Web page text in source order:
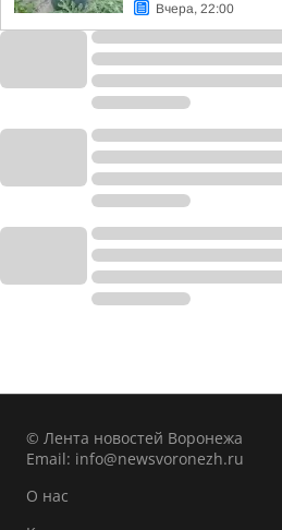
Вчера, 22:00
© Лента новостей Воронежа
Email: info@newsvoronezh.ru
О нас